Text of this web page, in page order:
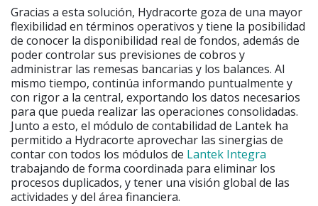
Gracias a esta solución, Hydracorte goza de una mayor
flexibilidad en términos operativos y tiene la posibilidad
de conocer la disponibilidad real de fondos, además de
poder controlar sus previsiones de cobros y
administrar las remesas bancarias y los balances. Al
mismo tiempo, continúa informando puntualmente y
con rigor a la central, exportando los datos necesarios
para que pueda realizar las operaciones consolidadas.
Junto a esto, el módulo de contabilidad de Lantek ha
permitido a Hydracorte aprovechar las sinergias de
contar con todos los módulos de Lantek Integra
trabajando de forma coordinada para eliminar los
procesos duplicados, y tener una visión global de las
actividades y del área financiera.